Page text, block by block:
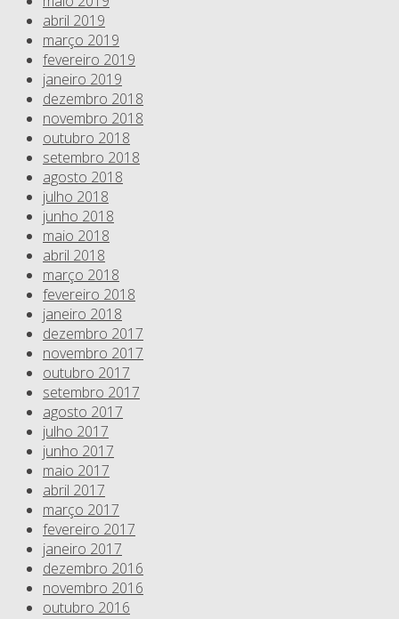
abril 2019
março 2019
fevereiro 2019
janeiro 2019
dezembro 2018
novembro 2018
outubro 2018
setembro 2018
agosto 2018
julho 2018
junho 2018
maio 2018
abril 2018
março 2018
fevereiro 2018
janeiro 2018
dezembro 2017
novembro 2017
outubro 2017
setembro 2017
agosto 2017
julho 2017
junho 2017
maio 2017
abril 2017
março 2017
fevereiro 2017
janeiro 2017
dezembro 2016
novembro 2016
outubro 2016